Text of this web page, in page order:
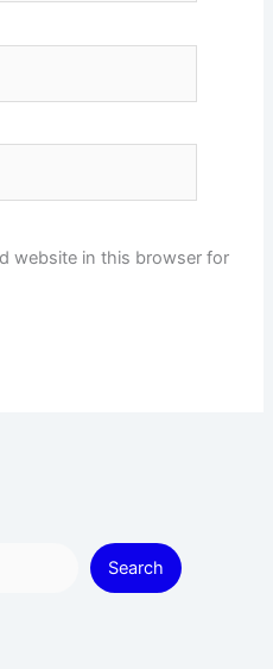
website in this browser for
Search